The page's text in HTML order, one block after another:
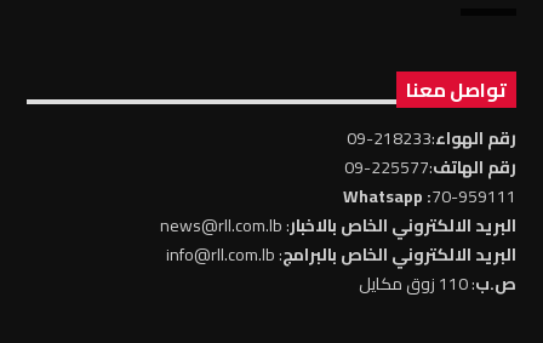
تواصل معنا
رقم الهواء:218233-09
رقم الهاتف:225577-09
70-959111
: Whatsapp
البريد الالكتروني الخاص بالاخبار: news@rll.com.lb
البريد الالكتروني الخاص بالبرامج: info@rll.com.lb
ص.ب: 110 زوق مكايل